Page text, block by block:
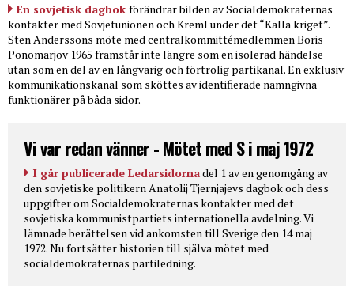
En sovjetisk dagbok förändrar bilden av Socialdemokraternas
kontakter med Sovjetunionen och Kreml under det “Kalla kriget”.
Sten Anderssons möte med centralkommittémedlemmen Boris
Ponomarjov 1965 framstår inte längre som en isolerad händelse
utan som en del av en långvarig och förtrolig partikanal. En exklusiv
kommunikationskanal som sköttes av identifierade namngivna
funktionärer på båda sidor.
Vi var redan vänner - Mötet med S i maj 1972
I går publicerade Ledarsidornadel 1 av en genomgång av
den sovjetiske politikern Anatolij Tjernjajevs dagbok och dess
uppgifter om Socialdemokraternas kontakter med det
sovjetiska kommunistpartiets internationella avdelning. Vi
lämnade berättelsen vid ankomsten till Sverige den 14 maj
1972. Nu fortsätter historien till själva mötet med
socialdemokraternas partiledning.